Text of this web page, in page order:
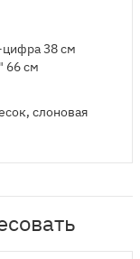
38 см
66 см
слоновая